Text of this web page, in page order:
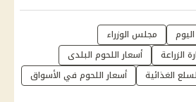
مجلس الوزراء
الزراعة
أسعار اللحوم البلدى
الغذائية
أسعار اللحوم في الأسواق